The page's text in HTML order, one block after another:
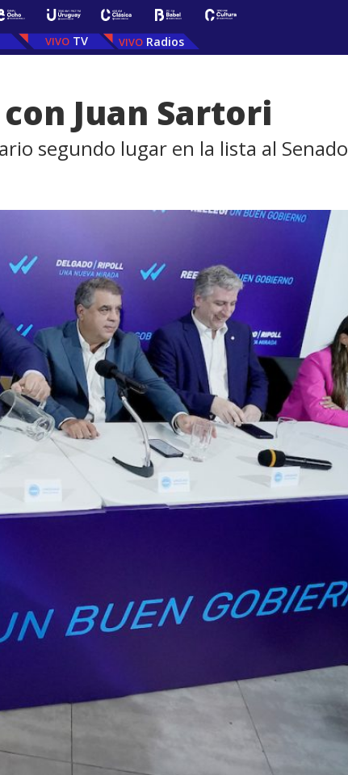
TV Radios
Juan Sartori
segundo lugar en la lista al Senado